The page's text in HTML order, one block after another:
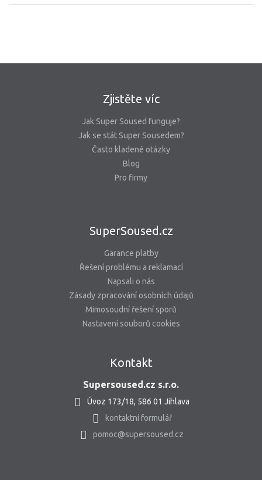
Zjistěte víc
Jak Super Soused funguje?
Jak se stát Super Sousedem?
Často kladené otázky
Blog
Pro firmy
SuperSoused.cz
Garance platby
Řešení problému a reklamací
Napsali o nás
Zásady zpracování osobních údajů
Mimosoudní řešení sporů
Nastavení souborů cookies
Kontakt
Supersoused.cz s.r.o.
Úvoz 173/18, 586 01 Jihlava
kontaktní formulář
pomoc@supersoused.cz